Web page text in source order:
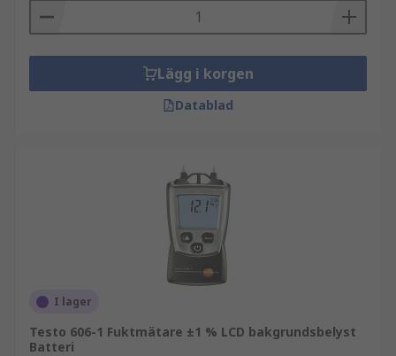
Lägg i korgen
Datablad
I lager
Testo 606-1 Fuktmätare ±1 % LCD bakgrundsbelyst
Batteri